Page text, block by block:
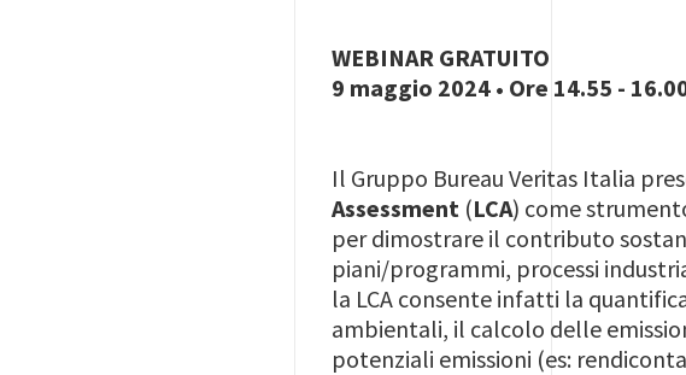
WEBINAR GRATUITO
9 maggio 2024 • Ore 14.55 -
Il Gruppo Bureau Veritas Italia
Assessment (LCA) come
per dimostrare il contributo
piani/programmi, processi
la LCA consente infatti la
ambientali, il calcolo delle
potenziali emissioni (es: